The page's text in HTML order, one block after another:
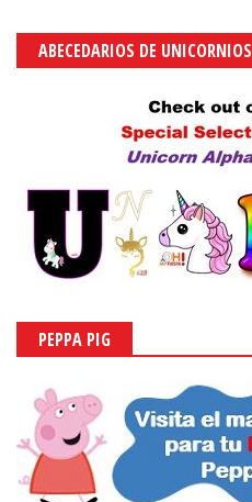
ABECEDARIOS DE UNICORNIOS
PEPPA PIG